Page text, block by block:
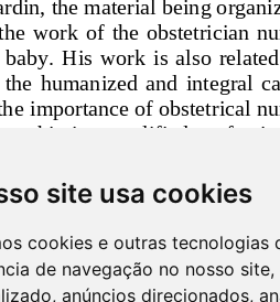
site usa cookies
cookies e outras tecnologias
de navegação no nosso
anúncios direcionados,